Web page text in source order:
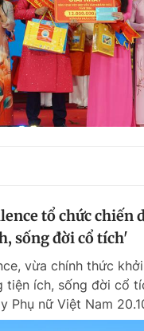
tổ chức chiến
sống đời cổ tích'
vừa chính thức
tiện ích, sống đời cổ
Phụ nữ Việt Nam